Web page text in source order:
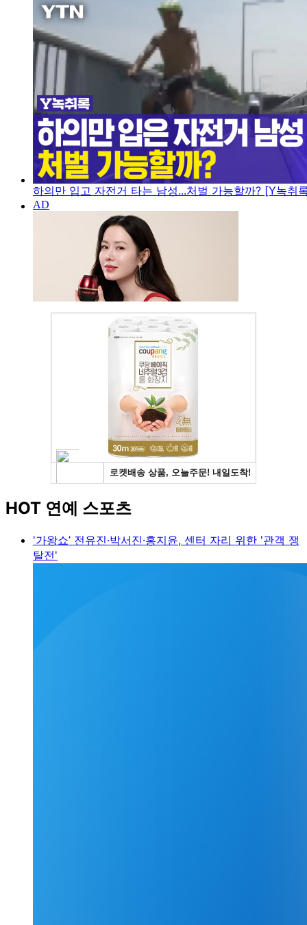
하의만 입고 자전거 타는 남성...처벌 가능할까? [Y녹취
HOT 연예 스포츠
'가왕쇼’ 전유진·박서진·홍지윤, 센터 자리 위한 '관객 쟁
탈전'